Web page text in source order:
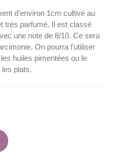
d'environ 1cm cultivé au
très parfumé. Il est classé
une note de 8/10. Ce sera
On pourra l'utiliser
huiles pimentées ou le
les plats.